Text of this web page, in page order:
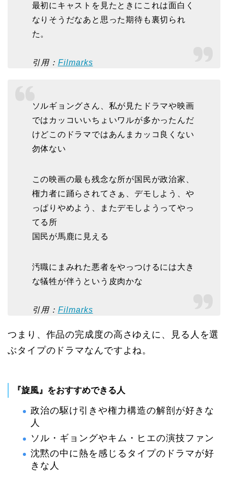
最初にキャストを見たときにこれは面白く
なりそうだなあと思った期待も裏切られ
た。
引用： Filmarks
ソルギョングさん、私が見たドラマや映画
ではカッコいいちょいワルが多かったんだ
けどこのドラマではあんまカッコ良くない
勿体ない
この映画の最も残念な所が国民が政治家、
権力者に踊らされてさぁ、デモしよう、や
っぱりやめよう、またデモしようってやっ
てる所
国民が馬鹿に見える
汚職にまみれた悪者をやっつけるには大き
な犠牲が伴うという皮肉かな
引用： Filmarks
つまり、作品の完成度の高さゆえに、見る人を選
ぶタイプのドラマなんですよね。
『旋風』をおすすめできる人
政治の駆け引きや権力構造の解剖が好きな
人
ソル・ギョングやキム・ヒエの演技ファン
沈黙の中に熱を感じるタイプのドラマが好
きな人